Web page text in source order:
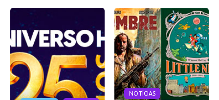
NOTÍCIAS